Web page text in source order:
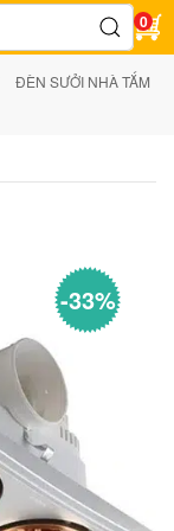
0
ĐÈN SƯỞI NHÀ TẮM
-33%